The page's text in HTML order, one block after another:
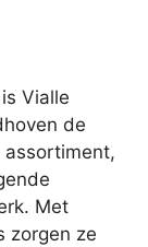
Vialle
de
Met
zorgen ze